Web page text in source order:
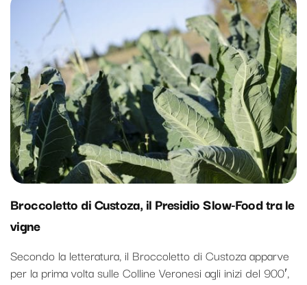
Broccoletto di Custoza, il Presidio Slow-Food tra le
vigne
Secondo la letteratura, il Broccoletto di Custoza apparve
per la prima volta sulle Colline Veronesi agli inizi del 900′,